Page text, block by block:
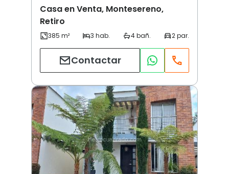
Casa en Venta, Montesereno,
Retiro
Contactar